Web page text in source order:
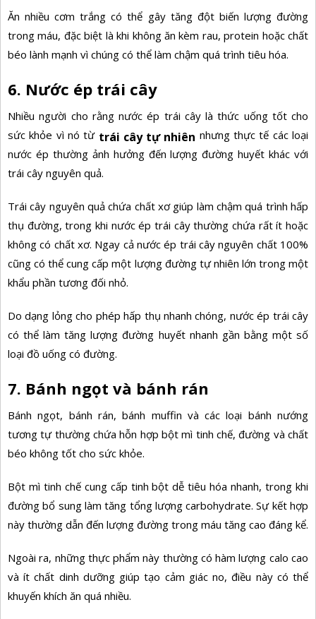
Ăn nhiều cơm trắng có thể gây tăng đột biến lượng đường
trong máu, đặc biệt là khi không ăn kèm rau, protein hoặc chất
béo lành mạnh vì chúng có thể làm chậm quá trình tiêu hóa.
6. Nước ép trái cây
Nhiều người cho rằng nước ép trái cây là thức uống tốt cho
sức khỏe vì nó từ trái cây tự nhiên nhưng thực tế các loại
nước ép thường ảnh hưởng đến lượng đường huyết khác với
trái cây nguyên quả.
Trái cây nguyên quả chứa chất xơ giúp làm chậm quá trình hấp
thụ đường, trong khi nước ép trái cây thường chứa rất ít hoặc
không có chất xơ. Ngay cả nước ép trái cây nguyên chất 100%
cũng có thể cung cấp một lượng đường tự nhiên lớn trong một
khẩu phần tương đối nhỏ.
Do dạng lỏng cho phép hấp thụ nhanh chóng, nước ép trái cây
có thể làm tăng lượng đường huyết nhanh gần bằng một số
loại đồ uống có đường.
7. Bánh ngọt và bánh rán
Bánh ngọt, bánh rán, bánh muffin và các loại bánh nướng
tương tự thường chứa hỗn hợp bột mì tinh chế, đường và chất
béo không tốt cho sức khỏe.
Bột mì tinh chế cung cấp tinh bột dễ tiêu hóa nhanh, trong khi
đường bổ sung làm tăng tổng lượng carbohydrate. Sự kết hợp
này thường dẫn đến lượng đường trong máu tăng cao đáng kể.
Ngoài ra, những thực phẩm này thường có hàm lượng calo cao
và ít chất dinh dưỡng giúp tạo cảm giác no, điều này có thể
khuyến khích ăn quá nhiều.